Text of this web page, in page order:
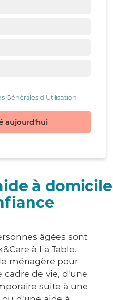
Générales d'Utilisation
aujourd'hui
à domicile
âgées sont
à La Table.
ménagère pour
de vie, d'une
suite à une